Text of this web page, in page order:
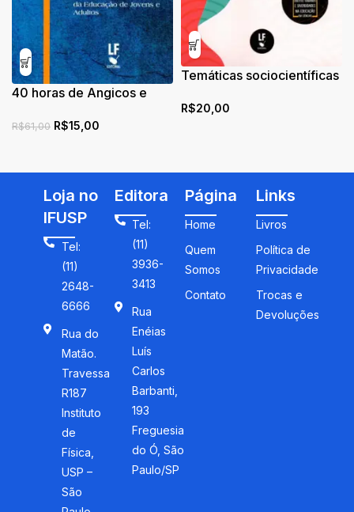
40 horas de Angicos e
e Tambem se Aprende a
R$61,00 R$15,00
Temáticas sociocientíficas
professores
R$20,00
Loja no
IFUSP
Tel:
(11)
2648-
6666
Rua do
Matão.
Travessa
R187
Instituto
de
Física,
USP –
São
Editora
Tel:
(11)
3936-
3413
Rua
Enéias
Luís
Carlos
Barbanti,
193
Freguesia
do Ó, São
Paulo/SP
Página
Home
Quem
Somos
Contato
Links
Livros
Política de
Privacidade
Trocas e
Devoluções